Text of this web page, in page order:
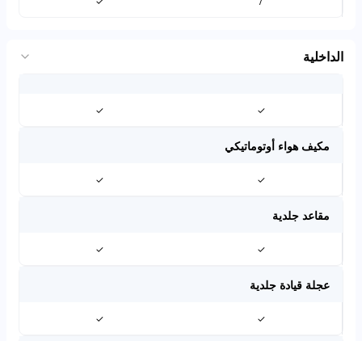
الداخلية
✓
✓
مكيف هواء أوتوماتيكي
✓
✓
مقاعد جلدية
✓
✓
عجلة قيادة جلدية
✓
✓